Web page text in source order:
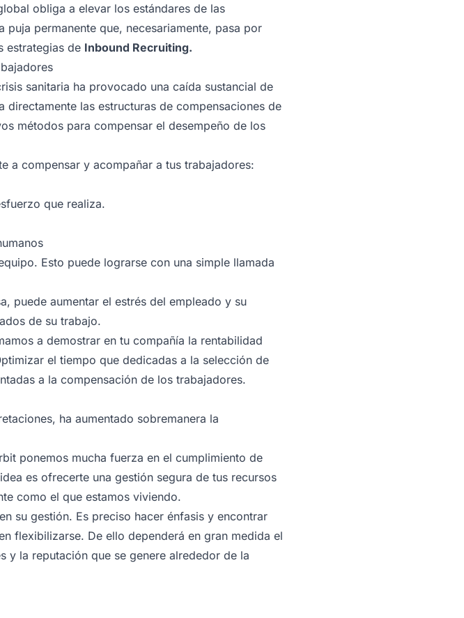
obliga a elevar los estándares de las
permanente que, necesariamente, pasa por
estrategias de Inbound Recruiting.
sanitaria ha provocado una caída sustancial de
las estructuras de compensaciones de
métodos para compensar el desempeño de los
a compensar y acompañar a tus trabajadores:
que realiza.
Esto puede lograrse con una simple llamada
puede aumentar el estrés del empleado y su
de su trabajo.
a demostrar en tu compañía la rentabilidad
el tiempo que dedicadas a la selección de
a la compensación de los trabajadores.
ha aumentado sobremanera la
ponemos mucha fuerza en el cumplimiento de
es ofrecerte una gestión segura de tus recursos
como el que estamos viviendo.
su gestión. Es preciso hacer énfasis y encontrar
flexibilizarse. De ello dependerá en gran medida el
y la reputación que se genere alrededor de la